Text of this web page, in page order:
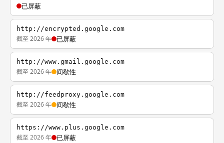
已屏蔽
http://encrypted.google.com
截至 2026 年 已屏蔽
http://www.gmail.google.com
截至 2026 年 间歇性
http://feedproxy.google.com
截至 2026 年 间歇性
https://www.plus.google.com
截至 2026 年 已屏蔽